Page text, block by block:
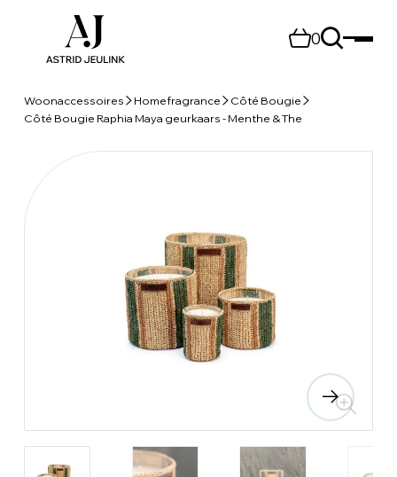
0
Woonaccessoires Homefragrance
Côté Bougie
Côté Bougie Raphia Maya geurkaars - Menthe & The